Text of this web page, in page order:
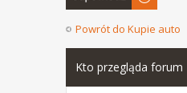
Powrót do Kupie auto
Kto przegląda forum